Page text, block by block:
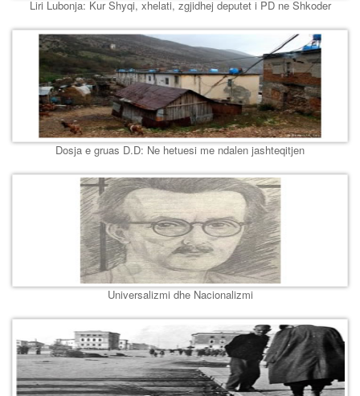
Liri Lubonja: Kur Shyqi, xhelati, zgjidhej deputet i PD ne Shkoder
Dosja e gruas D.D: Ne hetuesi me ndalen jashteqitjen
Universalizmi dhe Nacionalizmi